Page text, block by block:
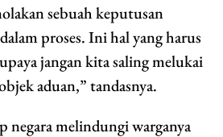
sebuah keputusan
proses. Ini hal yang harus
jangan kita saling melukai
aduan,” tandasnya.
negara melindungi warganya